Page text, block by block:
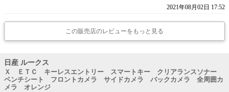
2021年08月02日 17:52
この販売店のレビューをもっと見る
日産 ルークス
Ｘ ＥＴＣ キーレスエントリー スマートキー クリアランスソナー
ベンチシート フロントカメラ サイドカメラ バックカメラ 全周囲カ
メラ オレンジ